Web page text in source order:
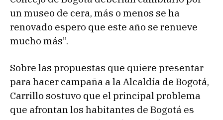
un museo de cera, más o menos se ha
renovado espero que este año se renueve
mucho más”.
Sobre las propuestas que quiere presentar
para hacer campaña a la Alcaldía de Bogotá,
Carrillo sostuvo que el principal problema
que afrontan los habitantes de Bogotá es